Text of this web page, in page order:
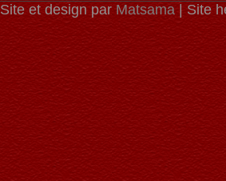
Site et design par Matsama| Site